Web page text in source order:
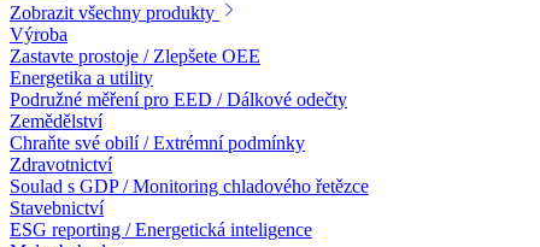
Zobrazit všechny produkty
Výroba
Zastavte prostoje / Zlepšete OEE
Energetika a utility
Podružné měření pro EED / Dálkové odečty
Zemědělství
Chraňte své obilí / Extrémní podmínky
Zdravotnictví
Soulad s GDP / Monitoring chladového řetězce
Stavebnictví
ESG reporting / Energetická inteligence